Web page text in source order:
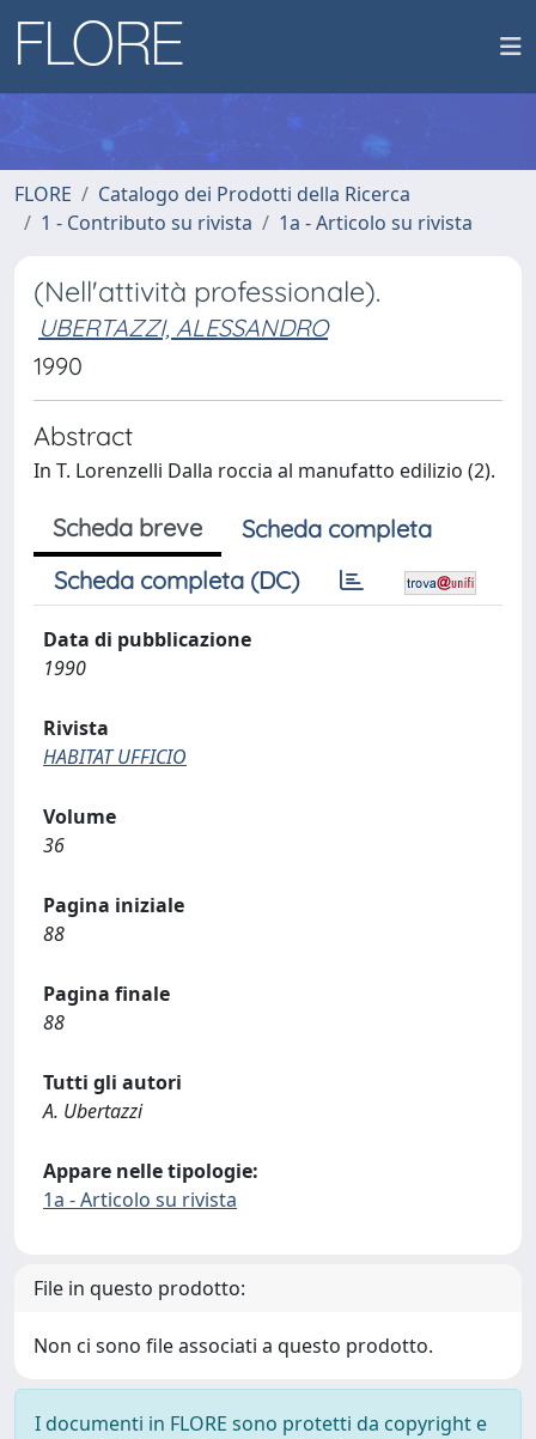
FLORE
Catalogo dei Prodotti della Ricerca
1 - Contributo su rivista
1a - Articolo su rivista
(Nell'attività professionale).
UBERTAZZI, ALESSANDRO
1990
Abstract
In T. Lorenzelli Dalla roccia al manufatto edilizio (2).
Scheda breve
Scheda completa
Scheda completa (DC)
Data di pubblicazione
1990
Rivista
HABITAT UFFICIO
Volume
36
Pagina iniziale
88
Pagina finale
88
Tutti gli autori
A. Ubertazzi
Appare nelle tipologie:
1a - Articolo su rivista
File in questo prodotto:
Non ci sono file associati a questo prodotto.
I documenti in FLORE sono protetti da copyright e